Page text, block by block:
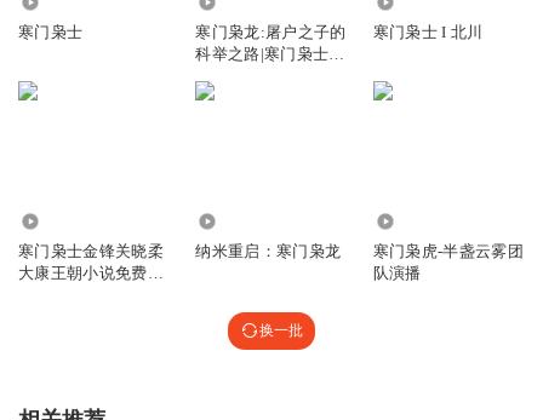
寒门枭士
寒门枭龙:屠户之子的
科举之路|寒门枭士|
寒门枭士 I 北川
寒门枭士金锋关晓柔
大康王朝小说免费阅
纳米重启：寒门枭龙
寒门枭虎-半盏云雾团
队演播
换一批